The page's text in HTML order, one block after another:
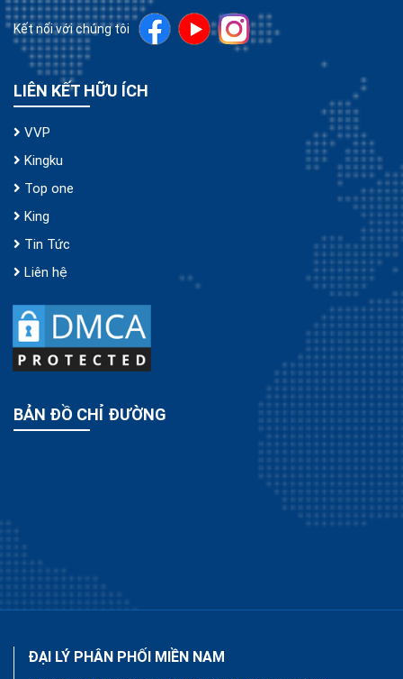
Kết nối với chúng tôi
LIÊN KẾT HỮU ÍCH
VVP
Kingku
Top one
King
Tin Tức
Liên hệ
BẢN ĐỒ CHỈ ĐƯỜNG
ĐẠI LÝ PHÂN PHỐI MIỀN NAM